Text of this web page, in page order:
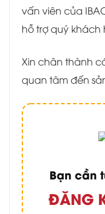
vấn viên của
hỗ trợ quý khách
Xin chân thành
quan tâm đến
Bạn cần
ĐĂNG